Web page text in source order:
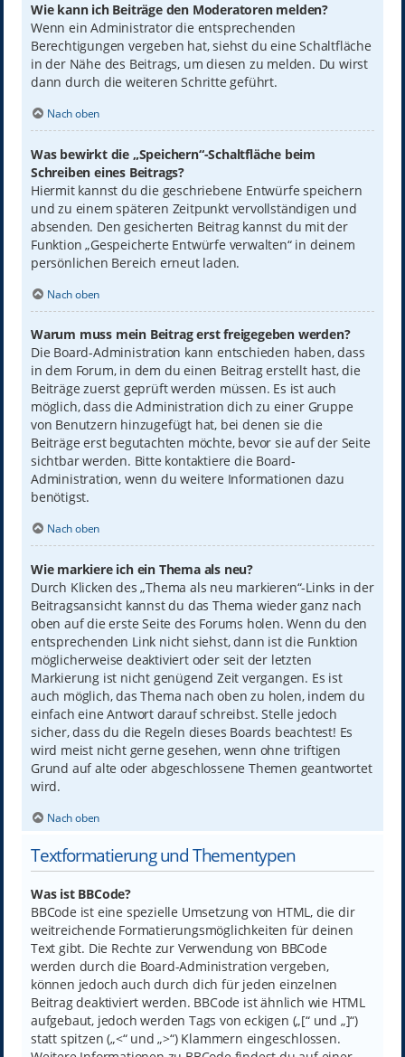
Wie kann ich Beiträge den Moderatoren melden?
Wenn ein Administrator die entsprechenden
Berechtigungen vergeben hat, siehst du eine Schaltfläche
in der Nähe des Beitrags, um diesen zu melden. Du wirst
dann durch die weiteren Schritte geführt.
Nach oben
Was bewirkt die „Speichern“-Schaltfläche beim
Schreiben eines Beitrags?
Hiermit kannst du die geschriebene Entwürfe speichern
und zu einem späteren Zeitpunkt vervollständigen und
absenden. Den gesicherten Beitrag kannst du mit der
Funktion „Gespeicherte Entwürfe verwalten“ in deinem
persönlichen Bereich erneut laden.
Nach oben
Warum muss mein Beitrag erst freigegeben werden?
Die Board-Administration kann entschieden haben, dass
in dem Forum, in dem du einen Beitrag erstellt hast, die
Beiträge zuerst geprüft werden müssen. Es ist auch
möglich, dass die Administration dich zu einer Gruppe
von Benutzern hinzugefügt hat, bei denen sie die
Beiträge erst begutachten möchte, bevor sie auf der Seite
sichtbar werden. Bitte kontaktiere die Board-
Administration, wenn du weitere Informationen dazu
benötigst.
Nach oben
Wie markiere ich ein Thema als neu?
Durch Klicken des „Thema als neu markieren“-Links in der
Beitragsansicht kannst du das Thema wieder ganz nach
oben auf die erste Seite des Forums holen. Wenn du den
entsprechenden Link nicht siehst, dann ist die Funktion
möglicherweise deaktiviert oder seit der letzten
Markierung ist nicht genügend Zeit vergangen. Es ist
auch möglich, das Thema nach oben zu holen, indem du
einfach eine Antwort darauf schreibst. Stelle jedoch
sicher, dass du die Regeln dieses Boards beachtest! Es
wird meist nicht gerne gesehen, wenn ohne triftigen
Grund auf alte oder abgeschlossene Themen geantwortet
wird.
Nach oben
Textformatierung und Thementypen
Was ist BBCode?
BBCode ist eine spezielle Umsetzung von HTML, die dir
weitreichende Formatierungsmöglichkeiten für deinen
Text gibt. Die Rechte zur Verwendung von BBCode
werden durch die Board-Administration vergeben,
können jedoch auch durch dich für jeden einzelnen
Beitrag deaktiviert werden. BBCode ist ähnlich wie HTML
aufgebaut, jedoch werden Tags von eckigen („[“ und „]“)
statt spitzen („<“ und „>“) Klammern eingeschlossen.